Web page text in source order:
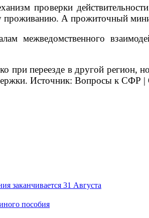
проверки
проживанию. А прожиточный
межведомственного
при переезде в другой регион,
Источник: Вопросы к
заканчивается 31 Августа
пособия